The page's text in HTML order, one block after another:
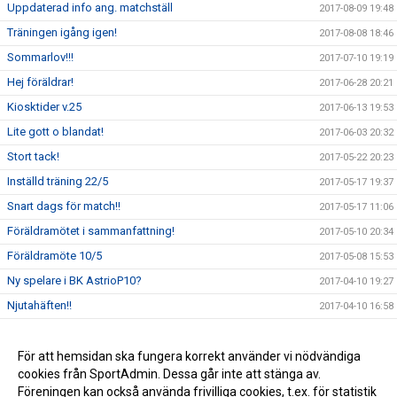
Uppdaterad info ang. matchställ 2017-08-09 19:48
Träningen igång igen! 2017-08-08 18:46
Sommarlov!!! 2017-07-10 19:19
Hej föräldrar! 2017-06-28 20:21
Kiosktider v.25 2017-06-13 19:53
Lite gott o blandat! 2017-06-03 20:32
Stort tack! 2017-05-22 20:23
Inställd träning 22/5 2017-05-17 19:37
Snart dags för match!! 2017-05-17 11:06
Föräldramötet i sammanfattning! 2017-05-10 20:34
Föräldramöte 10/5 2017-05-08 15:53
Ny spelare i BK AstrioP10? 2017-04-10 19:27
Njutahäften!! 2017-04-10 16:58
God jul och Gott nytt år 2016-12-23 12:33
Inomhusstart 2016 2016-08-01 17:12
För att hemsidan ska fungera korrekt använder vi nödvändiga
cookies från SportAdmin. Dessa går inte att stänga av.
Föreningen kan också använda frivilliga cookies, t.ex. för statistik